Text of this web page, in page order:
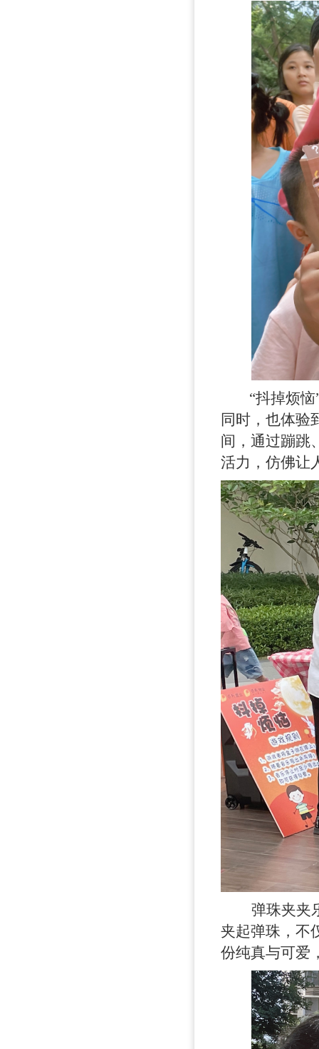
“抖掉烦恼”
同时，也体验
间，通过蹦跳
活力，仿佛让
弹珠夹夹
夹起弹珠，不
份纯真与可爱